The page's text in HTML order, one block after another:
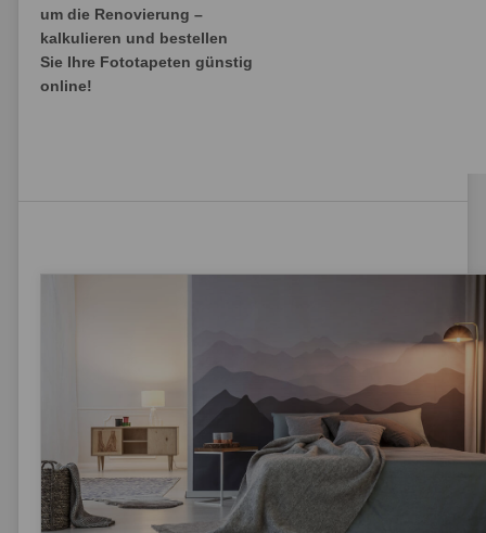
um die Renovierung –
kalkulieren und bestellen
Sie Ihre Fototapeten günstig
online!